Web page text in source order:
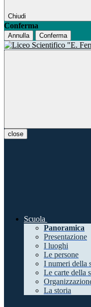
Chiudi
Conferma
Annulla Conferma
close
Scuola
Panoramica
Presentazione
I luoghi
Le persone
I numeri della
Le carte della
La storia